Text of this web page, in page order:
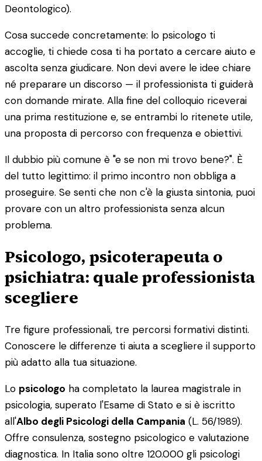
Deontologico).
Cosa succede concretamente: lo psicologo ti
accoglie, ti chiede cosa ti ha portato a cercare aiuto e
ascolta senza giudicare. Non devi avere le idee chiare
né preparare un discorso — il professionista ti guiderà
con domande mirate. Alla fine del colloquio riceverai
una prima restituzione e, se entrambi lo ritenete utile,
una proposta di percorso con frequenza e obiettivi.
Il dubbio più comune è "e se non mi trovo bene?". È
del tutto legittimo: il primo incontro non obbliga a
proseguire. Se senti che non c'è la giusta sintonia, puoi
provare con un altro professionista senza alcun
problema.
Psicologo, psicoterapeuta o
psichiatra: quale professionista
scegliere
Tre figure professionali, tre percorsi formativi distinti.
Conoscere le differenze ti aiuta a scegliere il supporto
più adatto alla tua situazione.
Lo psicologo ha completato la laurea magistrale in
psicologia, superato l'Esame di Stato e si è iscritto
all'Albo degli Psicologi della Campania (L. 56/1989).
Offre consulenza, sostegno psicologico e valutazione
diagnostica. In Italia sono oltre 120.000 gli psicologi